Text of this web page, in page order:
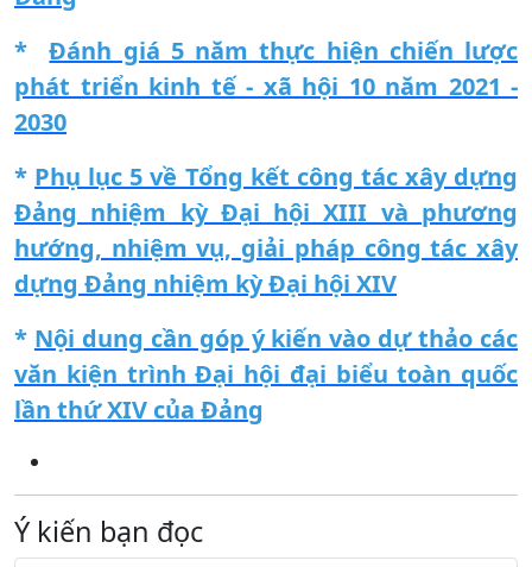
*
Đánh giá 5 năm thực hiện chiến lược
phát triển kinh tế - xã hội 10 năm 2021 -
2030
* Phụ lục 5 về Tổng kết công tác xây dựng
Đảng nhiệm kỳ Đại hội XIII và phương
hướng, nhiệm vụ, giải pháp công tác xây
dựng Đảng nhiệm kỳ Đại hội XIV
* Nội dung cần góp ý kiến vào dự thảo các
văn kiện trình Đại hội đại biểu toàn quốc
lần thứ XIV của Đảng
Ý kiến bạn đọc